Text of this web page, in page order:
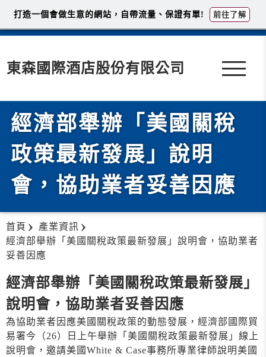
東森國際酒店股份有限公司
經濟部舉辦「美國關稅
政策最新發展」說明
會，協助業者妥善因應
首頁
產業資訊
經濟部舉辦「美國關稅政策最新發展」說明會，協助業者
妥善因應
經濟部舉辦「美國關稅政策最新發展」
說明會，協助業者妥善因應
為協助業者因應美國關稅政策的動態發展，經濟部國際貿
易署今（26）日上午舉辦「美國關稅政策最新發展」線上
說明會，邀請美國White & Case事務所專業律師說明美國
打造一個會做生意的網站，自帶流量、保證有單! 前往了解